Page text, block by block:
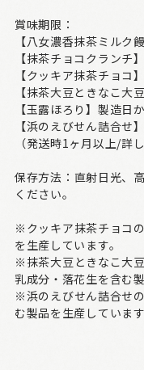
賞味期限：
【八女濃香抹茶ミルク
【抹茶チョコクランチ
【クッキア抹茶チョコ
【抹茶大豆ときなこ大
【玉露ほろり】製造日
【浜のえびせん詰合せ
（発送時1ヶ月以上/詳
保存方法：直射日光、
ください。
※クッキア抹茶チョコ
を生産しています。
※抹茶大豆ときなこ大
乳成分・落花生を含む
※浜のえびせん詰合せ
む製品を生産しています